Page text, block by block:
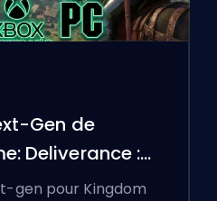
Gen de
Deliverance :
gen pour Kingdom